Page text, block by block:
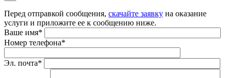
Перед отправкой сообщения, скачайте заявку на оказание
услуги и приложите ее к сообщению ниже.
Ваше имя*
Номер телефона*
Эл. почта*